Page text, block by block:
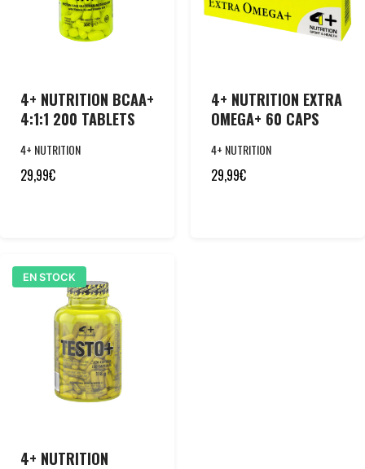
4+ NUTRITION BCAA+
4:1:1 200 TABLETS
4+ NUTRITION
29,99€
4+ NUTRITION EXTRA
OMEGA+ 60 CAPS
4+ NUTRITION
29,99€
EN STOCK
4+ NUTRITION